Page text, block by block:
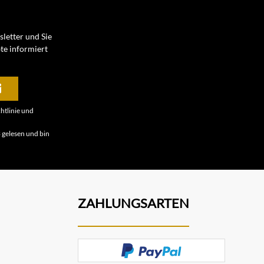
und Sie
informiert
und
gelesen und bin
ZAHLUNGSARTEN